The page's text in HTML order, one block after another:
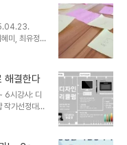
미, 최유정
워크숍을 진
해본다. 각
. 한 사람씩
디자인, 컨셉
임감, 인내
많은 역량
해결한다
6시강사: 디
작가선정대한
주니어 디
레이아웃 및